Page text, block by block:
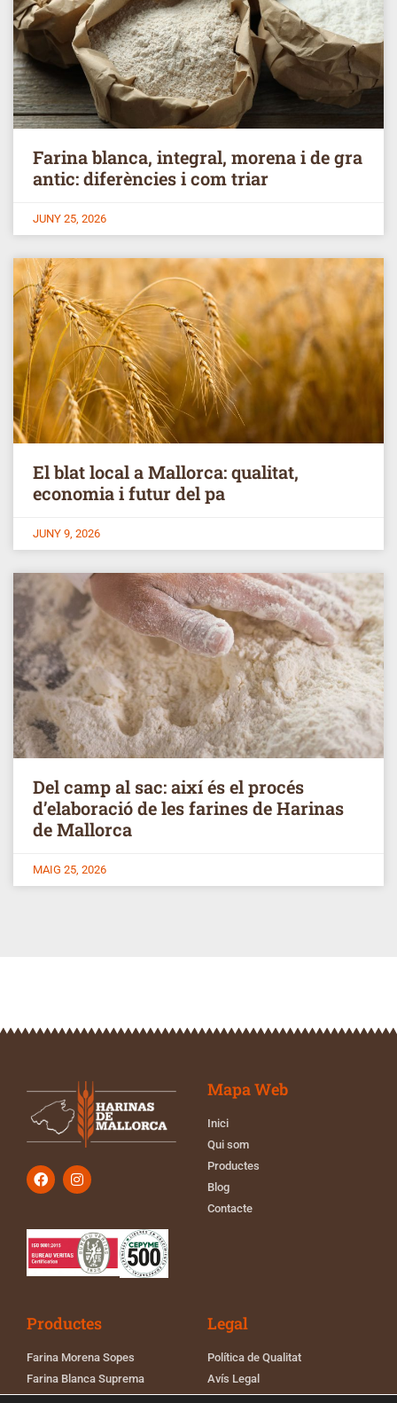
Farina blanca, integral, morena i de gra
antic: diferències i com triar
JUNY 25, 2026
El blat local a Mallorca: qualitat,
economia i futur del pa
JUNY 9, 2026
Del camp al sac: així és el procés
d’elaboració de les farines de Harinas
de Mallorca
MAIG 25, 2026
Mapa Web
Inici
Qui som
Productes
Blog
Contacte
Productes
Farina Morena Sopes
Farina Blanca Suprema
Legal
Política de Qualitat
Avís Legal